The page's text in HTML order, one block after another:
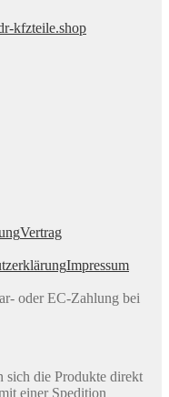
kfzteile.shop
Vertrag
Impressum
oder EC-Zahlung bei
sich die Produkte direkt
einer Spedition